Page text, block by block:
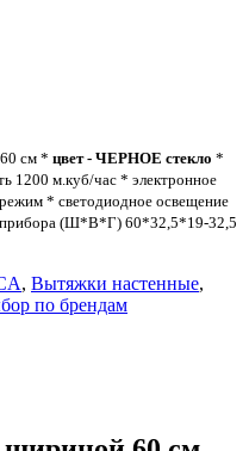
см * цвет - ЧЕРНОЕ стекло *
1200 м.куб/час * электронное
* светодиодное освещение
(Ш*В*Г) 60*32,5*19-32,5
, Вытяжки настенные,
по брендам